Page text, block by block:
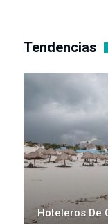
Tendencias
Hoteleros De